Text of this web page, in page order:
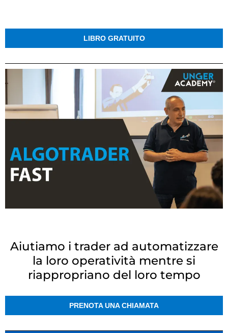
LIBRO GRATUITO
Aiutiamo i trader ad automatizzare
la loro operatività mentre si
riappropriano del loro tempo
PRENOTA UNA CHIAMATA